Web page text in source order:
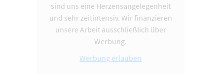
sind uns eine Herzensangelegenheit
und sehr zeitintensiv. Wir finanzieren
unsere Arbeit ausschließlich über
Werbung.
Werbung erlauben